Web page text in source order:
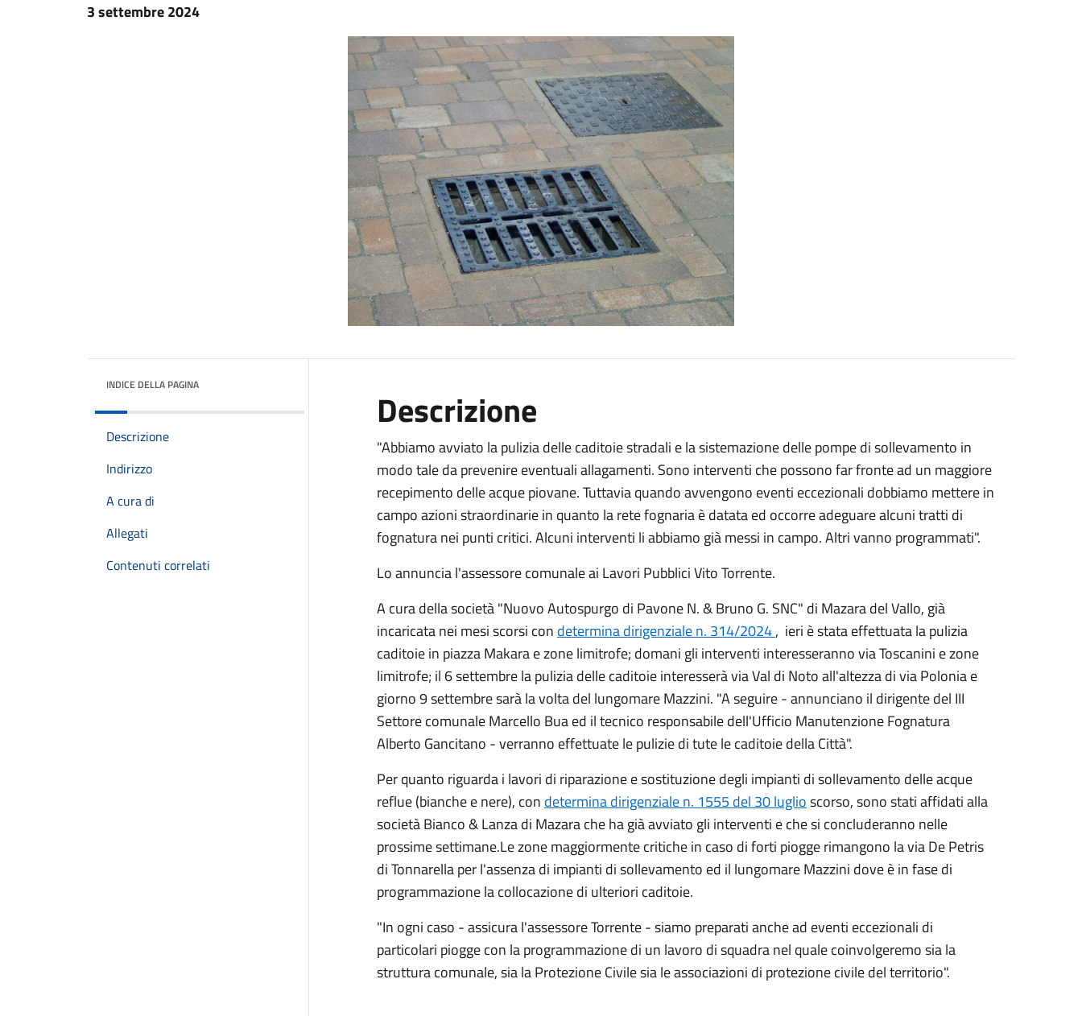
3 settembre 2024
INDICE DELLA PAGINA
Descrizione
Indirizzo
A cura di
Allegati
Contenuti correlati
Descrizione
"Abbiamo avviato la pulizia delle caditoie stradali e la sistemazione delle pompe di sollevamento in
modo tale da prevenire eventuali allagamenti. Sono interventi che possono far fronte ad un maggiore
recepimento delle acque piovane. Tuttavia quando avvengono eventi eccezionali dobbiamo mettere in
campo azioni straordinarie in quanto la rete fognaria è datata ed occorre adeguare alcuni tratti di
fognatura nei punti critici. Alcuni interventi li abbiamo già messi in campo. Altri vanno programmati".
Lo annuncia l'assessore comunale ai Lavori Pubblici Vito Torrente.
A cura della società "Nuovo Autospurgo di Pavone N. & Bruno G. SNC" di Mazara del Vallo, già
incaricata nei mesi scorsi con determina dirigenziale n. 314/2024, ieri è stata effettuata la pulizia
caditoie in piazza Makara e zone limitrofe; domani gli interventi interesseranno via Toscanini e zone
limitrofe; il 6 settembre la pulizia delle caditoie interesserà via Val di Noto all'altezza di via Polonia e
giorno 9 settembre sarà la volta del lungomare Mazzini. "A seguire - annunciano il dirigente del III
Settore comunale Marcello Bua ed il tecnico responsabile dell'Ufficio Manutenzione Fognatura
Alberto Gancitano - verranno effettuate le pulizie di tute le caditoie della Città".
Per quanto riguarda i lavori di riparazione e sostituzione degli impianti di sollevamento delle acque
reflue (bianche e nere), con determina dirigenziale n. 1555 del 30 luglioscorso, sono stati affidati alla
società Bianco & Lanza di Mazara che ha già avviato gli interventi e che si concluderanno nelle
prossime settimane.Le zone maggiormente critiche in caso di forti piogge rimangono la via De Petris
di Tonnarella per l'assenza di impianti di sollevamento ed il lungomare Mazzini dove è in fase di
programmazione la collocazione di ulteriori caditoie.
"In ogni caso - assicura l'assessore Torrente - siamo preparati anche ad eventi eccezionali di
particolari piogge con la programmazione di un lavoro di squadra nel quale coinvolgeremo sia la
struttura comunale, sia la Protezione Civile sia le associazioni di protezione civile del territorio".